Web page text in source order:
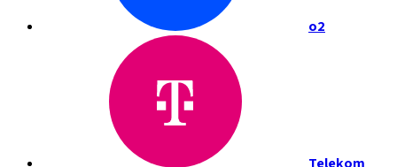
o2
Telekom